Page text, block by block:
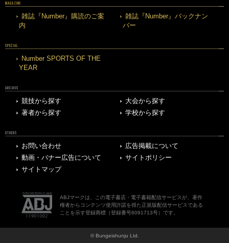
MAGAZINE
雑誌『Number』購読のご案
内
雑誌『Number』バックナン
バー
SPECIAL
Number SPORTS OF THE
YEAR
ARCHIVE
競技から探す
大会から探す
著者から探す
学校から探す
OTHERS
お問い合わせ
広告掲載について
動画・バナー広告について
サイトポリシー
サイトマップ
ABJマークは、この電子書店・電子書籍配信サービスが、著作
権者からコンテンツ使用許諾を得た正規版配信サービスである
ことを示す登録商標（登録番号6091713号）です。
© Bungeishunju Ltd.